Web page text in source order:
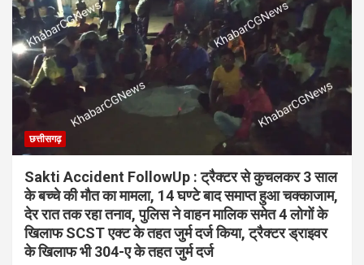
छत्तीसगढ़
Sakti Accident FollowUp : ट्रैक्टर से कुचलकर 3 साल
के बच्चे की मौत का मामला, 14 घण्टे बाद समाप्त हुआ चक्काजाम,
देर रात तक रहा तनाव, पुलिस ने वाहन मालिक समेत 4 लोगों के
खिलाफ SCST एक्ट के तहत जुर्म दर्ज किया, ट्रैक्टर ड्राइवर
के खिलाफ भी 304-ए के तहत जुर्म दर्ज